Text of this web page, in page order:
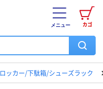
カゴ
メニュー
ロッカー/下駄箱/シューズラック